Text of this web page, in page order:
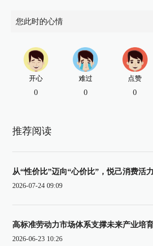
您此时的心情
开心
0
难过
0
点赞
0
推荐阅读
从“性价比”迈向“心价比”，悦己消费活
2026-07-24 09:09
高标准劳动力市场体系支撑未来产业培
2026-06-23 10:26